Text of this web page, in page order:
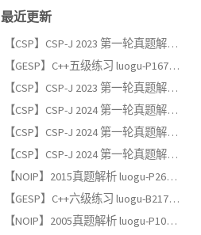
最近更新
【CSP】CSP-J 2023 第一轮真题解析（二）：阅读程序题
【GESP】C++五级练习 luogu-P1678 烦恼的高考志愿
【CSP】CSP-J 2023 第一轮真题解析（一）：单项选择题
【CSP】CSP-J 2024 第一轮真题解析（三）：完善程序题
【CSP】CSP-J 2024 第一轮真题解析（二）：阅读程序题
【CSP】CSP-J 2024 第一轮真题解析（一）：单项选择题
【NOIP】2015真题解析 luogu-P2678 跳石头（适合GESP六级以上练习）
【GESP】C++六级练习 luogu-B2174, 完全背包
【NOIP】2005真题解析 luogu-P1048 采药（适合GESP六级以上练习）